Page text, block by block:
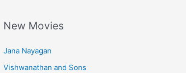
r
h
f
New Movies
Jana Nayagan
Vishwanathan and Sons